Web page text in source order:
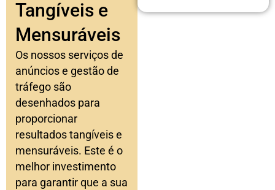
Tangíveis e
Mensuráveis
Os nossos serviços de
anúncios e gestão de
tráfego são
desenhados para
proporcionar
resultados tangíveis e
mensuráveis. Este é o
melhor investimento
para garantir que a sua